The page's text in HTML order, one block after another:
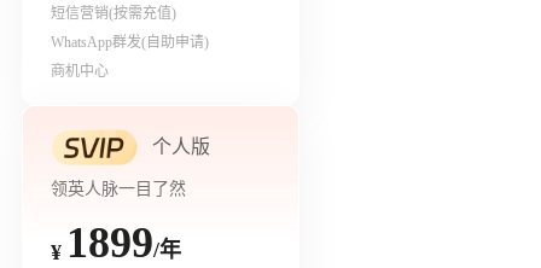
短信营销(按需充值)
WhatsApp群发(自助申请)
商机中心
个人版
领英人脉一目了然
¥ 1899/年